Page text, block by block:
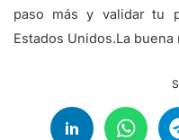
paso más y validar tu
Estados Unidos.La